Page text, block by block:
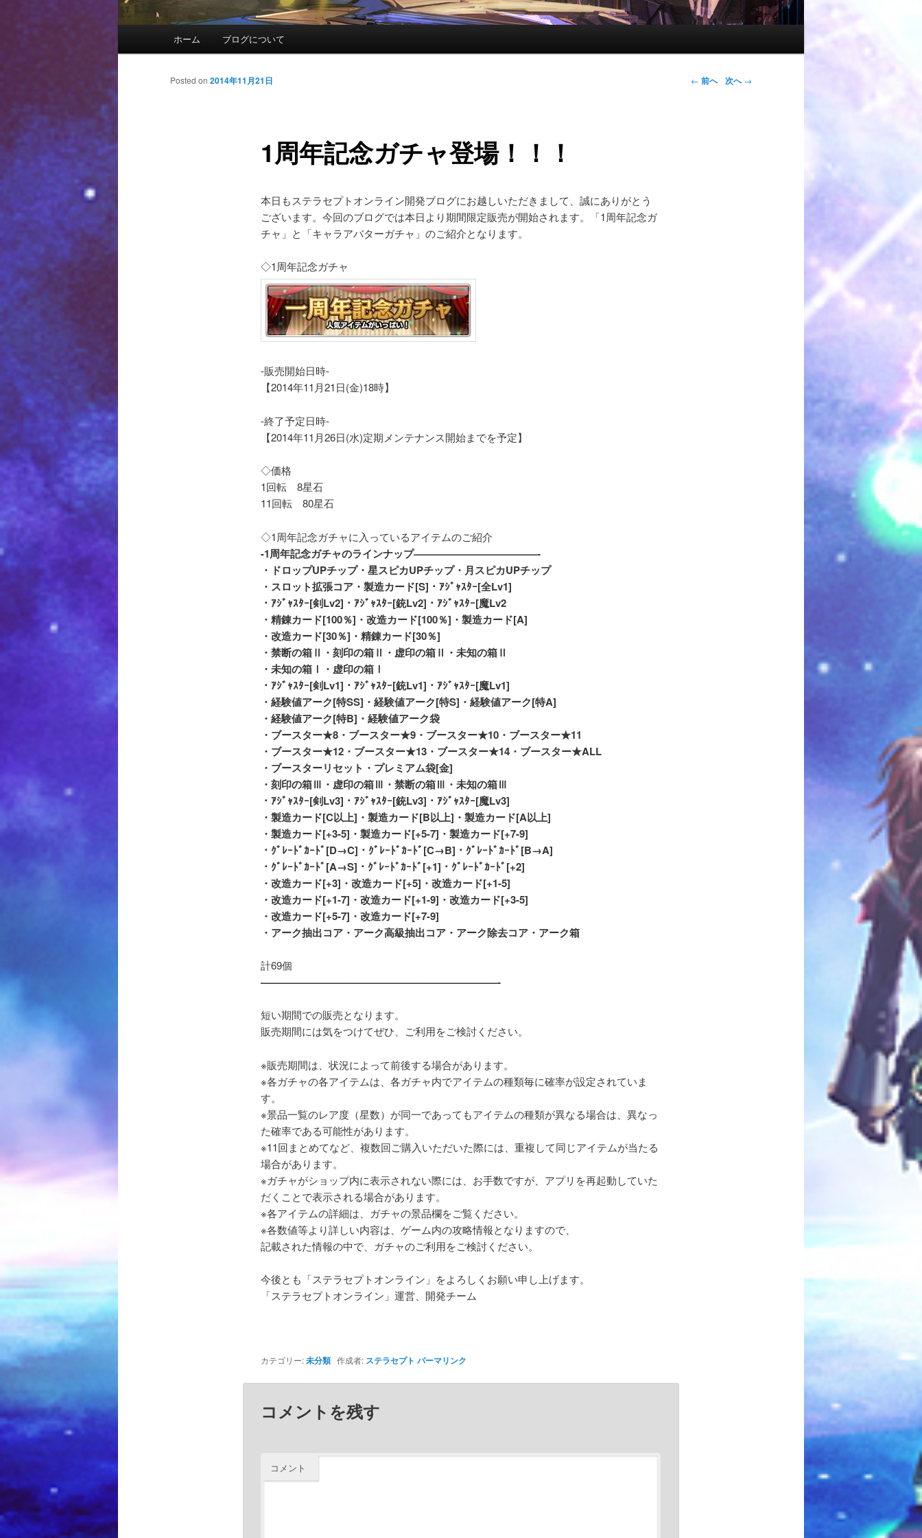
メインコンテンツへ移動
サブコンテンツへ移動
ホーム ブログについて
投稿ナビゲーション ← 前へ 次へ→
1周年記念ガチャ登場！！！
Posted on 2014年11月21日
本日もステラセプトオンライン開発ブログにお越しいただきまして、誠にありがとう
ございます。今回のブログでは本日より期間限定販売が開始されます。「1周年記念ガ
チャ」と「キャラアバターガチャ」のご紹介となります。
◇1周年記念ガチャ
-販売開始日時-
【2014年11月21日(金)18時】
-終了予定日時-
【2014年11月26日(水)定期メンテナンス開始までを予定】
◇価格
1回転 8星石
11回転 80星石
◇1周年記念ガチャに入っているアイテムのご紹介
-1周年記念ガチャのラインナップ————————————-
・ドロップUPチップ・星スピカUPチップ・月スピカUPチップ
・スロット拡張コア・製造カード[S]・ｱｼﾞｬｽﾀｰ[全Lv1]
・ｱｼﾞｬｽﾀｰ[剣Lv2]・ｱｼﾞｬｽﾀｰ[銃Lv2]・ｱｼﾞｬｽﾀｰ[魔Lv2
・精錬カード[100％]・改造カード[100％]・製造カード[A]
・改造カード[30％]・精錬カード[30％]
・禁断の箱Ⅱ・刻印の箱Ⅱ・虚印の箱Ⅱ・未知の箱Ⅱ
・未知の箱Ⅰ・虚印の箱Ⅰ
・ｱｼﾞｬｽﾀｰ[剣Lv1]・ｱｼﾞｬｽﾀｰ[銃Lv1]・ｱｼﾞｬｽﾀｰ[魔Lv1]
・経験値アーク[特SS]・経験値アーク[特S]・経験値アーク[特A]
・経験値アーク[特B]・経験値アーク袋
・ブースター★8・ブースター★9・ブースター★10・ブースター★11
・ブースター★12・ブースター★13・ブースター★14・ブースター★ALL
・ブースターリセット・プレミアム袋[金]
・刻印の箱Ⅲ・虚印の箱Ⅲ・禁断の箱Ⅲ・未知の箱Ⅲ
・ｱｼﾞｬｽﾀｰ[剣Lv3]・ｱｼﾞｬｽﾀｰ[銃Lv3]・ｱｼﾞｬｽﾀｰ[魔Lv3]
・製造カード[C以上]・製造カード[B以上]・製造カード[A以上]
・製造カード[+3-5]・製造カード[+5-7]・製造カード[+7-9]
・ｸﾞﾚｰﾄﾞｶｰﾄﾞ[D→C]・ｸﾞﾚｰﾄﾞｶｰﾄﾞ[C→B]・ｸﾞﾚｰﾄﾞｶｰﾄﾞ[B→A]
・ｸﾞﾚｰﾄﾞｶｰﾄﾞ[A→S]・ｸﾞﾚｰﾄﾞｶｰﾄﾞ[+1]・ｸﾞﾚｰﾄﾞｶｰﾄﾞ[+2]
・改造カード[+3]・改造カード[+5]・改造カード[+1-5]
・改造カード[+1-7]・改造カード[+1-9]・改造カード[+3-5]
・改造カード[+5-7]・改造カード[+7-9]
・アーク抽出コア・アーク高級抽出コア・アーク除去コア・アーク箱
計69個
———————————————————————-
短い期間での販売となります。
販売期間には気をつけてぜひ、ご利用をご検討ください。
※販売期間は、状況によって前後する場合があります。
※各ガチャの各アイテムは、各ガチャ内でアイテムの種類毎に確率が設定されていま
す。
※景品一覧のレア度（星数）が同一であってもアイテムの種類が異なる場合は、異なっ
た確率である可能性があります。
※11回まとめてなど、複数回ご購入いただいた際には、重複して同じアイテムが当たる
場合があります。
※ガチャがショップ内に表示されない際には、お手数ですが、アプリを再起動していた
だくことで表示される場合があります。
※各アイテムの詳細は、ガチャの景品欄をご覧ください。
※各数値等より詳しい内容は、ゲーム内の攻略情報となりますので、
記載された情報の中で、ガチャのご利用をご検討ください。
今後とも「ステラセプトオンライン」をよろしくお願い申し上げます。
「ステラセプトオンライン」運営、開発チーム
カテゴリー:未分類作成者: ステラセプト パーマリンク
コメントを残す
コメント